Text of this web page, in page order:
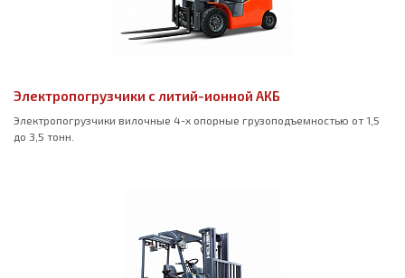
Электропогрузчики с литий-ионной АКБ
Электропогрузчики вилочные 4-х опорные грузоподъемностью от 1,5
до 3,5 тонн.